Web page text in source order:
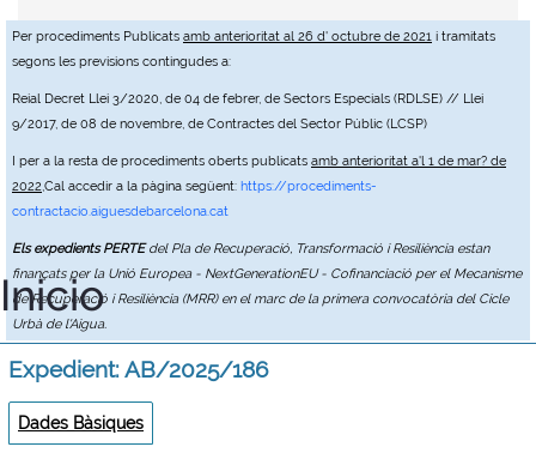
Per procediments Publicats amb anterioritat al 26 d' octubre de 2021 i tramitats
segons les previsions contingudes a:
Reial Decret Llei 3/2020, de 04 de febrer, de Sectors Especials (RDLSE) // Llei
9/2017, de 08 de novembre, de Contractes del Sector Públic (LCSP)
I per a la resta de procediments oberts publicats amb anterioritat a'l 1 de mar? de
2022,Cal accedir a la pàgina següent: https://procediments-
contractacio.aiguesdebarcelona.cat
Els expedients PERTEdel Pla de Recuperació, Transformació i Resiliència estan
finançats per la Unió Europea - NextGenerationEU - Cofinanciació per el Mecanisme
de Recuperació i Resiliència (MRR) en el marc de la primera convocatòria del Cicle
Urbà de l'Aigua.
Inicio
Expedient: AB/2025/186
Dades Bàsiques